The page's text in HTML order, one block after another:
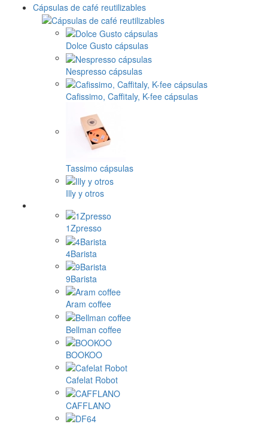
Cápsulas de café reutilizables
Dolce Gusto cápsulas
Nespresso cápsulas
Cafissimo, Caffitaly, K-fee cápsulas
Tassimo cápsulas
Illy y otros
1Zpresso
4Barista
9Barista
Aram coffee
Bellman coffee
BOOKOO
Cafelat Robot
CAFFLANO